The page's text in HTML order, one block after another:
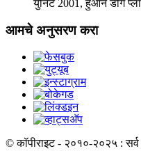
युनिट 2001, हुआन डोंग
आमचे अनुसरण करा
© कॉपीराइट - २०१०-२०२५ :